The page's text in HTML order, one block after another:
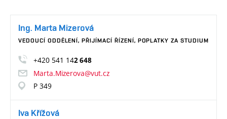
Ing. Marta Mizerová
VEDOUCÍ ODDĚLENÍ, PŘIJÍMACÍ ŘÍZENÍ, POPLATKY ZA STUDIUM
+420 541 142 648
Marta.Mizerova@vut.cz
P 349
Iva Křížová